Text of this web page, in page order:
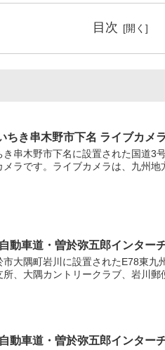
目次
ちき串木野市下名 ライブカメ
き串木野市下名に設置された国道3
ラです。ライブカメラは、九州
動車道・曽於弥五郎インター
市大隅町岩川に設置されたE78東九
、大隅カントリークラブ、岩川
動車道・曽於弥五郎インター